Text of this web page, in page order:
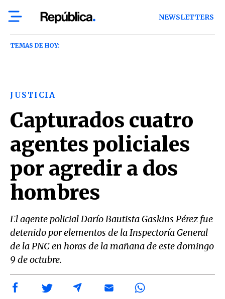
NEWSLETTERS
TEMAS DE HOY:
JUSTICIA
Capturados cuatro
agentes policiales
por agredir a dos
hombres
El agente policial Darío Bautista Gaskins Pérez fue
detenido por elementos de la Inspectoría General
de la PNC en horas de la mañana de este domingo
9 de octubre.